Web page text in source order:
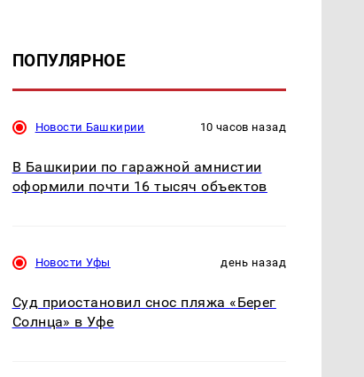
ПОПУЛЯРНОЕ
Новости Башкирии 10 часов назад
В Башкирии по гаражной амнистии
оформили почти 16 тысяч объектов
Новости Уфы день назад
Суд приостановил снос пляжа «Берег
Солнца» в Уфе